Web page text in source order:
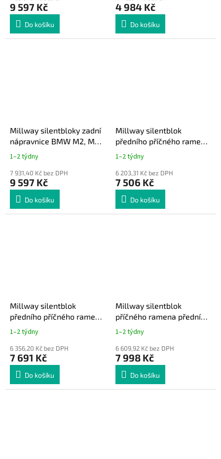
9 597 Kč
Do košíku
4 984 Kč
Do košíku
Millway silentbloky zadní
nápravnice BMW M2, M3,
M4 F8x
1–2 týdny
7 931,40 Kč bez DPH
9 597 Kč
Do košíku
Millway silentblok
předního příčného ramena
BMW M2 F87, M3 Fx
unibal
1–2 týdny
6 203,31 Kč bez DPH
7 506 Kč
Do košíku
Millway silentblok
předního příčného ramena
BMW M3 E9X / 1M E82
unibal
1–2 týdny
6 356,20 Kč bez DPH
7 691 Kč
Do košíku
Millway silentblok
příčného ramena přední
náprava BMW M3 E9x /
1M E82 Street unibal
1–2 týdny
6 609,92 Kč bez DPH
7 998 Kč
Do košíku